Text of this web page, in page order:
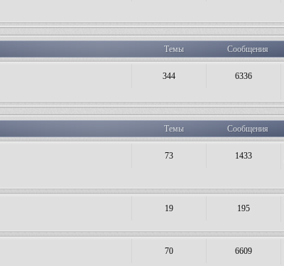
Темы Сообщения
344 6336
Темы Сообщения
73 1433
19 195
70 6609